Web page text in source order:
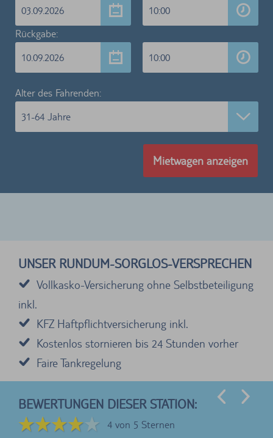
03.09.2026
10:00
Rückgabe:
10.09.2026
10:00
Alter des Fahrenden:
31-64 Jahre
Mietwagen anzeigen
UNSER RUNDUM-SORGLOS-VERSPRECHEN
Vollkasko-Versicherung ohne Selbstbeteiligung
inkl.
KFZ Haftpflichtversicherung inkl.
Kostenlos stornieren bis 24 Stunden vorher
Faire Tankregelung
BEWERTUNGEN DIESER STATION:
4 von 5 Sternen